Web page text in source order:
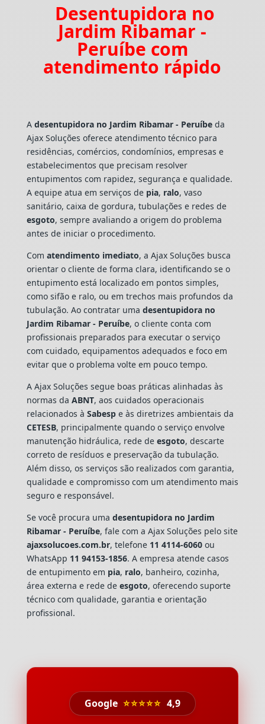
Desentupidora no
Jardim Ribamar -
Peruíbe com
atendimento rápido
A desentupidora no Jardim Ribamar - Peruíbeda
Ajax Soluções oferece atendimento técnico para
residências, comércios, condomínios, empresas e
estabelecimentos que precisam resolver
entupimentos com rapidez, segurança e qualidade.
A equipe atua em serviços de pia, ralo, vaso
sanitário, caixa de gordura, tubulações e redes de
esgoto, sempre avaliando a origem do problema
antes de iniciar o procedimento.
Com atendimento imediato, a Ajax Soluções busca
orientar o cliente de forma clara, identificando se o
entupimento está localizado em pontos simples,
como sifão e ralo, ou em trechos mais profundos da
tubulação. Ao contratar uma desentupidora no
Jardim Ribamar - Peruíbe, o cliente conta com
profissionais preparados para executar o serviço
com cuidado, equipamentos adequados e foco em
evitar que o problema volte em pouco tempo.
A Ajax Soluções segue boas práticas alinhadas às
normas da ABNT, aos cuidados operacionais
relacionados à Sabespe às diretrizes ambientais da
CETESB, principalmente quando o serviço envolve
manutenção hidráulica, rede de esgoto, descarte
correto de resíduos e preservação da tubulação.
Além disso, os serviços são realizados com garantia,
qualidade e compromisso com um atendimento mais
seguro e responsável.
Se você procura uma desentupidora no Jardim
Ribamar - Peruíbe, fale com a Ajax Soluções pelo site
ajaxsolucoes.com.br, telefone 11 4114-6060ou
WhatsApp 11 94153-1856. A empresa atende casos
de entupimento em pia, ralo, banheiro, cozinha,
área externa e rede de esgoto, oferecendo suporte
técnico com qualidade, garantia e orientação
profissional.
Google ⭐⭐⭐⭐⭐ 4,9